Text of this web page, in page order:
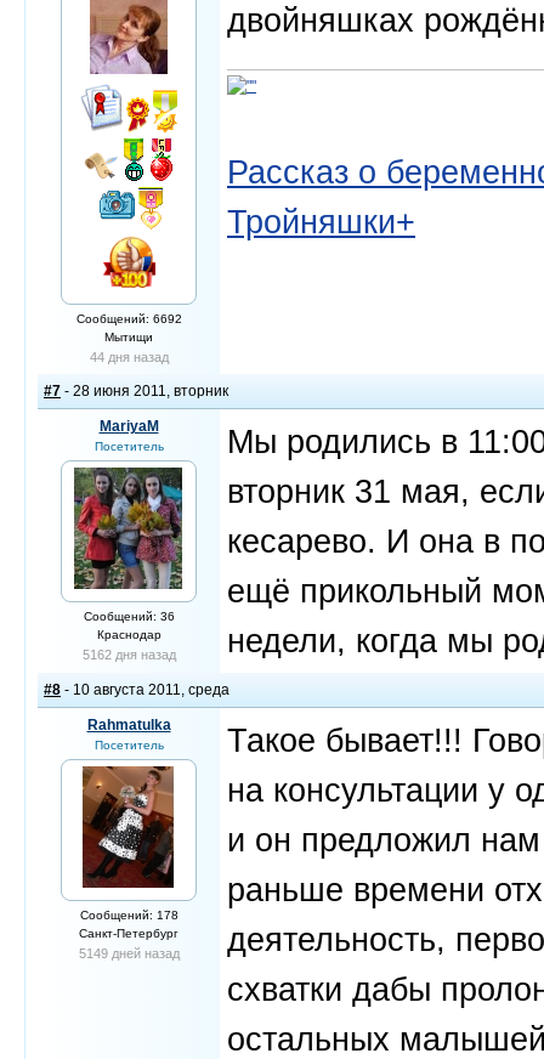
Сообщений: 6692
Мытищи
44 дня назад
двойняшках
Рассказ о
Тройняшки+
#7 - 28 июня 2011, вторник
MariyaM
Посетитель
Сообщений: 36
Краснодар
5162 дня назад
Мы родились в
вторник 31 мая,
кесарево. И она в
ещё прикольный
недели, когда мы
#8 - 10 августа 2011, среда
Rahmatulka
Посетитель
Сообщений: 178
Санкт-Петербург
5149 дней назад
Такое бывает!!!
на консультации у
и он предложил нам
раньше времени
деятельность,
схватки дабы
остальных